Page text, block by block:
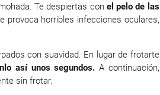
Te despiertas con el pelo de las
provoca horribles infecciones oculares,
con suavidad. En lugar de frotarte
así unos segundos. A continuación,
sin frotar.